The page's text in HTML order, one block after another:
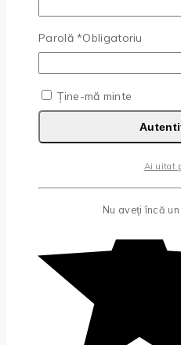
Parolă*Obligatoriu
Ține-mă minte
Ai uitat
Nu aveți încă